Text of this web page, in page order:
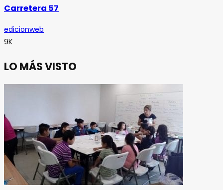
Carretera 57
edicionweb
9K
LO MÁS VISTO